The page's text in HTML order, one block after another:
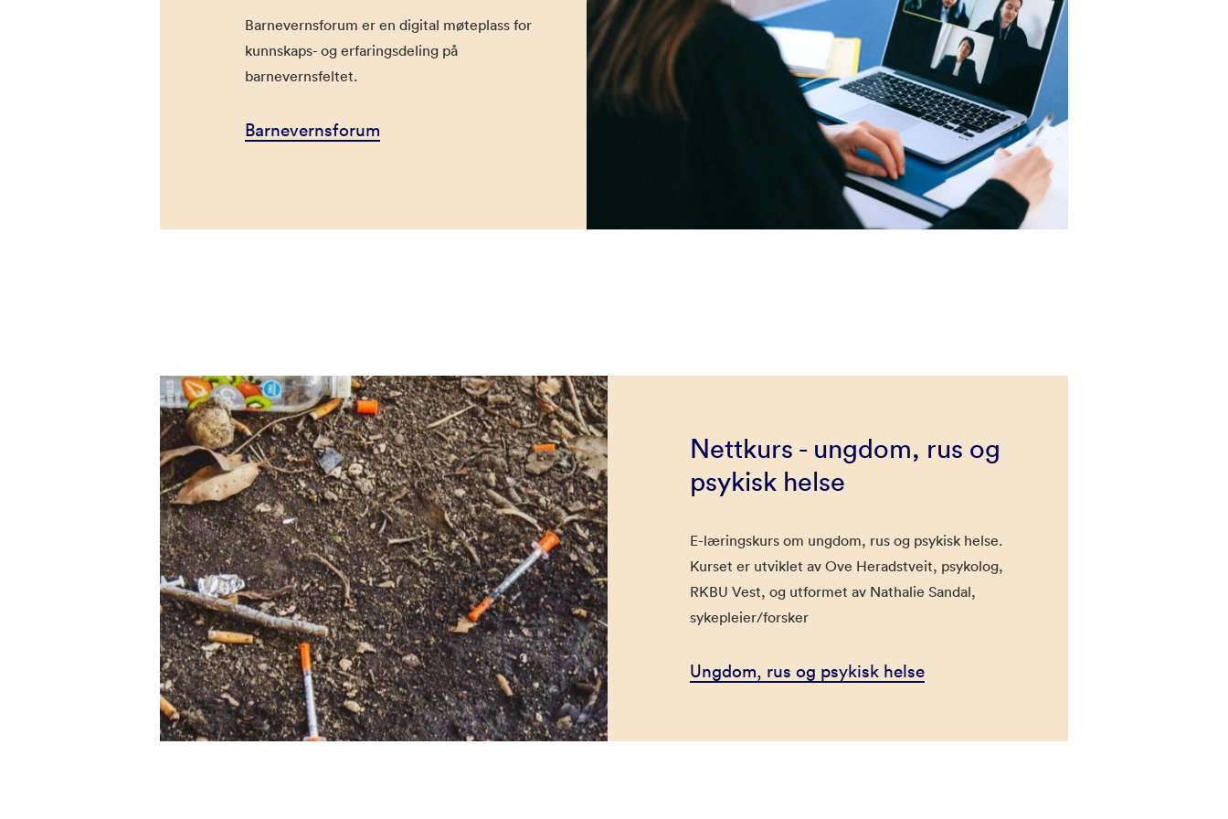
Barnevernsforum er en digital møteplass for
kunnskaps- og erfaringsdeling på
barnevernsfeltet.
Barnevernsforum
Nettkurs - ungdom, rus og
psykisk helse
E-læringskurs om ungdom, rus og psykisk helse.
Kurset er utviklet av Ove Heradstveit, psykolog,
RKBU Vest, og utformet av Nathalie Sandal,
sykepleier/forsker
Ungdom, rus og psykisk helse